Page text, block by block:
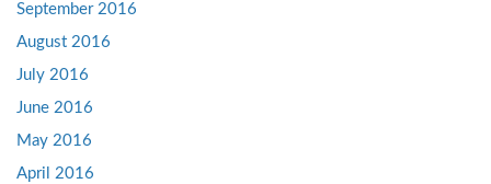
September 2016
August 2016
July 2016
June 2016
May 2016
April 2016